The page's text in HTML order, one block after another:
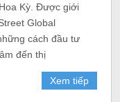
Kỳ. Được giới
Global
cách đầu tư
đến thị
Xem tiếp